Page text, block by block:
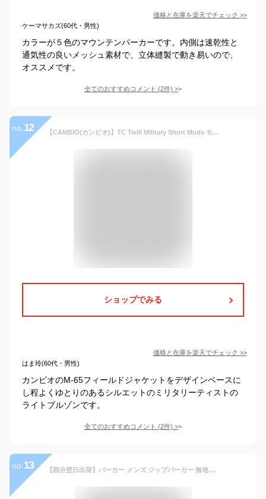
価格と在庫を楽天でチェック >>
ケーマサカズ(60代・男性)
カラーが５色のマウンテンパーカーです。内側は速乾性と
通気性の良いメッシュ素材で、立体縫製で動き易いので、
オススメです。
全てのおすすめコメント (2件) >
no. 12 【CAMBIO(カンビオ)】TC Twill Military Short Mods モッズコート(MIU-232-004)
ショップでみる
価格と在庫を楽天でチェック >>
はま玲(60代・男性)
カンビオのM-65フィールドジャケットをデザインベースに
し程よくゆとりのあるシルエットのミリタリーティストの
ライトブルゾンです。
全てのおすすめコメント (2件) >
no. 13 【部分翌日出荷】パーカー メンズ ジップパーカー 無地 長袖 ジップアップパーカー フルジップ スウェットパーカー レディース おしゃれ フーディー メンズパーカー カジュアル トップス フード付き ダンス ストリート スポーツ 秋冬 秋物 春物 春服 送料無料